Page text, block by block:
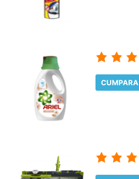
CUMPARA